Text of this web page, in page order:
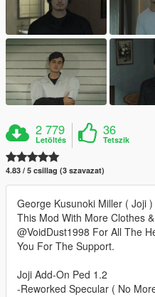
2 779
Letöltés
36
Tetszik
4.83 / 5 csillag (3 szavazat)
George Kusunoki Miller ( Joji
This Mod With More Clothes
@VoidDust1998 For All The
You For The Support.
Joji Add-On Ped 1.2
-Reworked Specular ( No